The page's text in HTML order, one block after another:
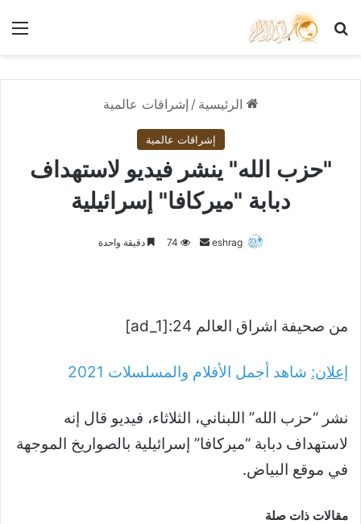
بحث عن
الرئيسية / إشراقات عالمية
إشراقات عالمية
"حزب الله" ينشر فيديو لاستهداف
دبابة "ميركافا" إسرائيلية
eshrag
أرسل 74 دقيقة واحدة
من صحيفة اشراق العالم 24:[ad_1]
إعلان: شاهد أجمل الأفلام والمسلسلات 2021
نشر “حزب الله” اللبناني، الثلاثاء، فيديو قال إنه
لاستهداف دبابة “ميركافا” إسرائيلية بالصواريخ الموجهة
في موقع البياض.
مقالات ذات صلة